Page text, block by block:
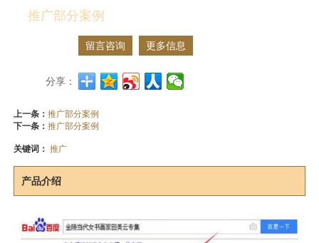
推广部分案例
留言咨询 更多信息
分享：
上一条：推广部分案例
下一条：推广部分案例
关键词：推广
产品介绍